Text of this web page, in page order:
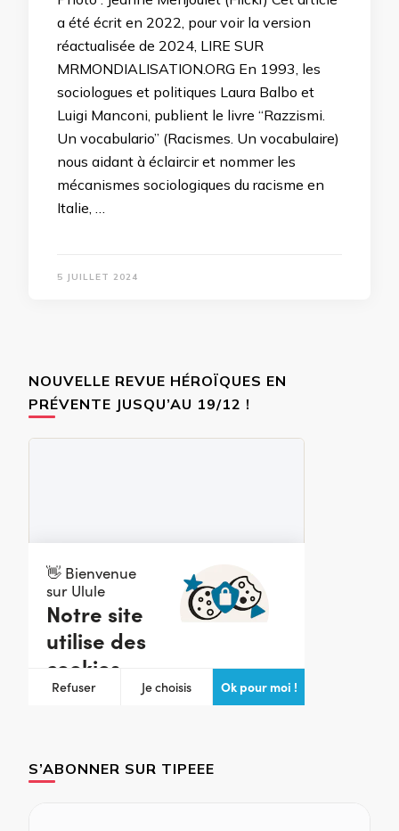
a été écrit en 2022, pour voir la version
réactualisée de 2024, LIRE SUR
MRMONDIALISATION.ORG En 1993, les
sociologues et politiques Laura Balbo et
Luigi Manconi, publient le livre “Razzismi.
Un vocabulario” (Racismes. Un vocabulaire)
nous aidant à éclaircir et nommer les
mécanismes sociologiques du racisme en
Italie, …
5 JUILLET 2024
NOUVELLE REVUE HÉROÏQUES EN
PRÉVENTE JUSQU’AU 19/12 !
S’ABONNER SUR TIPEEE